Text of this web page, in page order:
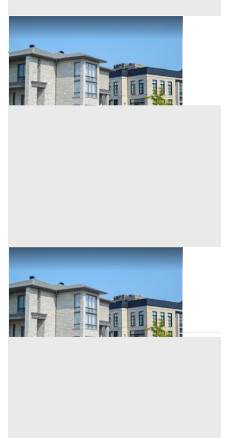
Abitazione di Tipo Civile all'asta a Padova
Pernumia (Padova)
43.800 € 58.400 €
Codice asta:032e9360
Asta chiusa
Abitazione di Tipo Civile all'asta a Padova
Pernumia (Padova)
51.000 € 68.000 €
Codice asta:1142829d
Asta chiusa